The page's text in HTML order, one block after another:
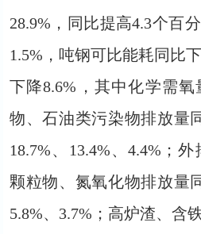
28.9%，同比提高4.3个百
1.5%，吨钢可比能耗同比
下降8.6%，其中化学需
物、石油类污染物排放量
18.7%、13.4%、4.4%；
颗粒物、氮氧化物排放量
5.8%、3.7%；高炉渣、含